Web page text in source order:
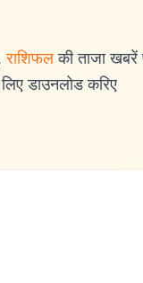
राशिफल की ताजा खबरें
डाउनलोड करिए